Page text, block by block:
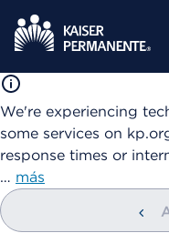
We're experiencing
some services on
response times or
… más